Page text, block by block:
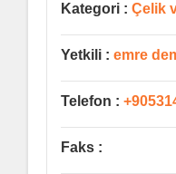
Kategori : Çelik
Yetkili : emre
Telefon :
Faks :